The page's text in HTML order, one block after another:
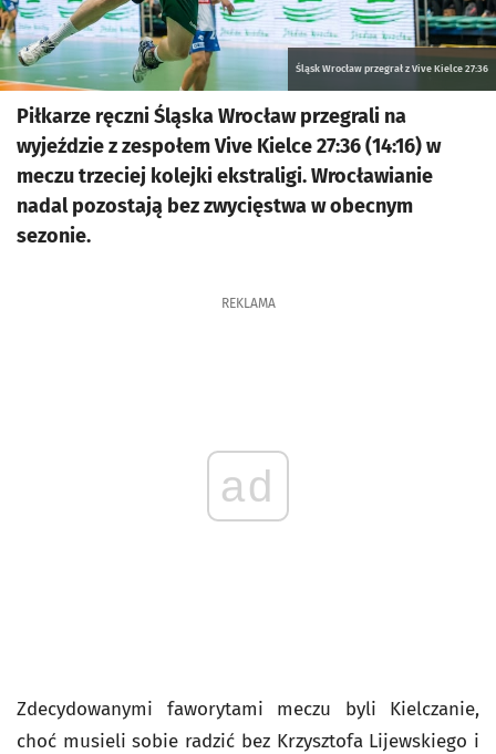
Śląsk Wrocław przegrał z Vive Kielce 27:36
Piłkarze ręczni Śląska Wrocław przegrali na
wyjeździe z zespołem Vive Kielce 27:36 (14:16) w
meczu trzeciej kolejki ekstraligi. Wrocławianie
nadal pozostają bez zwycięstwa w obecnym
sezonie.
REKLAMA
ad
Zdecydowanymi faworytami meczu byli Kielczanie,
choć musieli sobie radzić bez Krzysztofa Lijewskiego i